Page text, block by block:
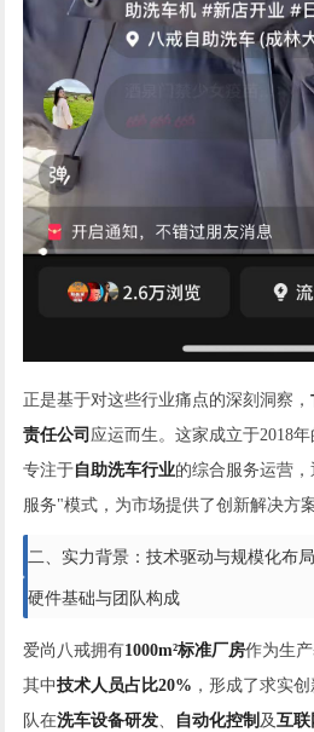
正是基于对这些行业痛点的深刻洞察，
责任公司 应运而生。这家成立于2018
专注于自助洗车行业的综合服务运营
服务"模式，为市场提供了创新解决方案
二、实力背景：技术驱动与规模化布局
硬件基础与团队构成
爱尚八戒拥有1000m²标准厂房作为生
其中技术人员占比20% ，形成了求实
队在洗车设备研发、 自动化控制 及互